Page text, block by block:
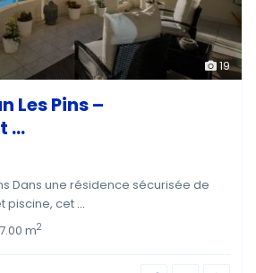
19
Les Pins –
...
Dans une résidence sécurisée de
piscine, cet ...
m2